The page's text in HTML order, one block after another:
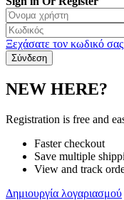
Ξεχάσατε τον κωδικό
NEW HERE?
Registration is free and
Faster checkout
Save multiple
View and track
Δημιουργία λογαριασμού